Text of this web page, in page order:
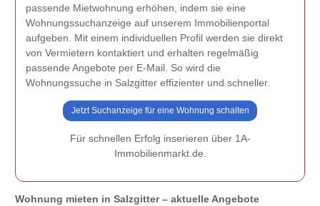
passende Mietwohnung erhöhen, indem sie eine
Wohnungssuchanzeige auf unserem Immobilienportal
aufgeben. Mit einem individuellen Profil werden sie direkt
von Vermietern kontaktiert und erhalten regelmäßig
passende Angebote per E-Mail. So wird die
Wohnungssuche in Salzgitter effizienter und schneller.
Jetzt Suchanzeige für eine Wohnung schalten
Für schnellen Erfolg inserieren über 1A-
Immobilienmarkt.de.
Wohnung mieten in Salzgitter – aktuelle Angebote